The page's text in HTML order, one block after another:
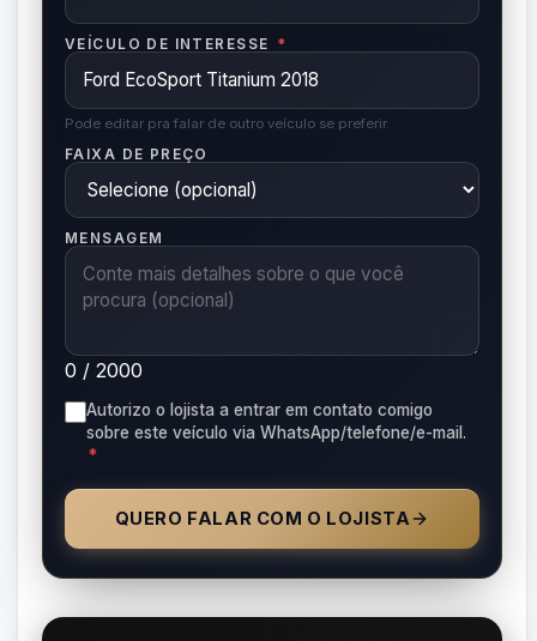
VEÍCULO DE INTERESSE *
Pode editar pra falar de outro veículo se preferir.
FAIXA DE PREÇO
MENSAGEM
0 / 2000
Autorizo o lojista a entrar em contato comigo
sobre este veículo via WhatsApp/telefone/e-mail.
*
QUERO FALAR COM O LOJISTA